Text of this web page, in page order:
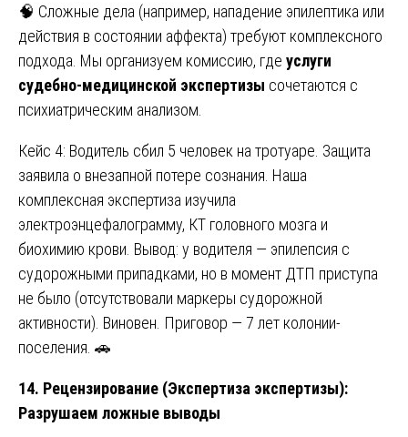
🧠 Сложные дела (например, нападение эпилептика или
действия в состоянии аффекта) требуют комплексного
подхода. Мы организуем комиссию, где услуги
судебно-медицинской экспертизы сочетаются с
психиатрическим анализом.
Кейс 4: Водитель сбил 5 человек на тротуаре. Защита
заявила о внезапной потере сознания. Наша
комплексная экспертиза изучила
электроэнцефалограмму, КТ головного мозга и
биохимию крови. Вывод: у водителя — эпилепсия с
судорожными припадками, но в момент ДТП приступа
не было (отсутствовали маркеры судорожной
активности). Виновен. Приговор — 7 лет колонии-
поселения. 🚗
14. Рецензирование (Экспертиза экспертизы):
Разрушаем ложные выводы